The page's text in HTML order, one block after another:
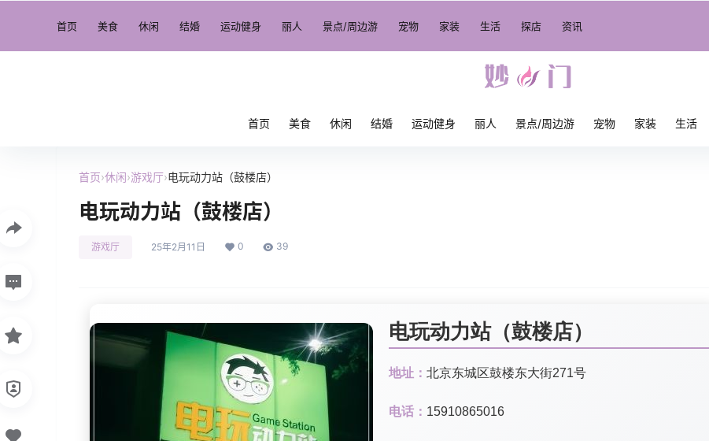
首页 美食 休闲 结婚 运动健身 丽人 景点/周边游 宠物 家装 生活 探店 资讯
首页 美食 休闲 结婚 运动健身 丽人 景点/周边游 宠物 家装 生活
首页›休闲›游戏厅›电玩动力站（鼓楼店）
电玩动力站（鼓楼店）
游戏厅 25年2月11日 0 39
电玩动力站（鼓楼店）
地址： 北京东城区鼓楼东大街271号
电话： 15910865016